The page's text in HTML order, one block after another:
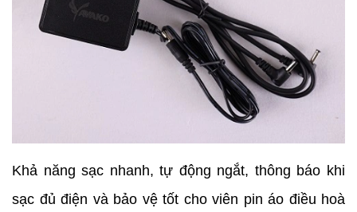
Khả năng sạc nhanh, tự động ngắt, thông báo khi
sạc đủ điện và bảo vệ tốt cho viên pin áo điều hoà